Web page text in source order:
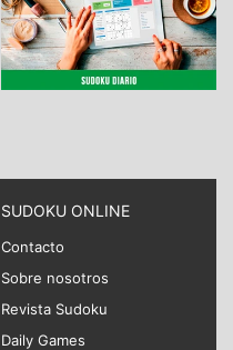
SUDOKU ONLINE
Contacto
Sobre nosotros
Revista Sudoku
Daily Games